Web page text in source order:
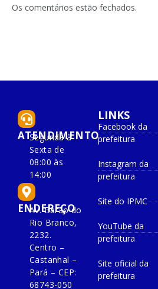
Os comentários estão fechados.
ATENDIMENTO
Segunda à
Sexta de
08:00 às
14:00
ENDEREÇO
Av. Barão do
Rio Branco,
2232.
Centro –
Castanhal –
Pará – CEP:
68743-050
LINKS
Facebook da
prefeitura
Instagram da
prefeitura
Site do IPMC
YouTube da
prefeitura
Site oficial da
prefeitura